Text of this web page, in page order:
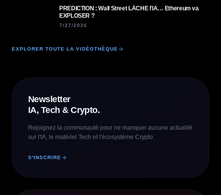
PREDICTION : Wall Street LÂCHE l'IA… Ethereum va
EXPLOSER ?
7/27/2026
EXPLORER TOUTE LA VIDÉOTHÈQUE
Newsletter
IA, Tech & Crypto.
Rejoignez la communauté pour ne manquer aucune actualité
sur l'IA, le matériel Tech et l'écosystème Crypto.
S'INSCRIRE